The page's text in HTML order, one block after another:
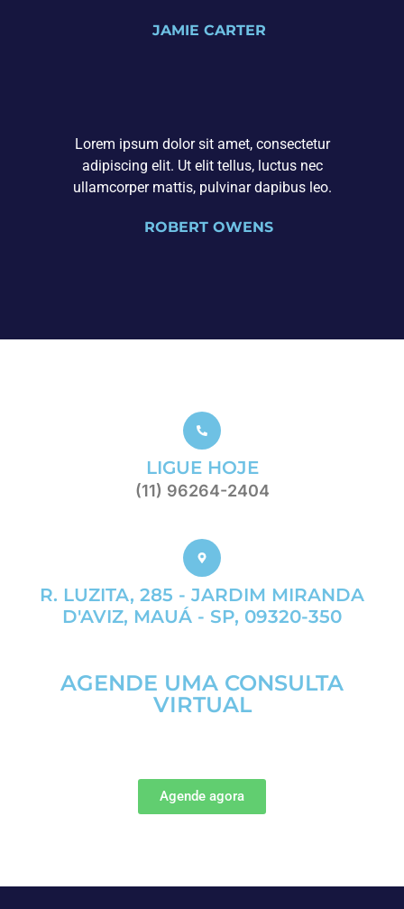
JAMIE CARTER
Lorem ipsum dolor sit amet, consectetur
adipiscing elit. Ut elit tellus, luctus nec
ullamcorper mattis, pulvinar dapibus leo.
ROBERT OWENS
LIGUE HOJE
(11) 96264-2404
R. LUZITA, 285 - JARDIM MIRANDA
D'AVIZ, MAUÁ - SP, 09320-350
AGENDE UMA CONSULTA
VIRTUAL
Agende agora